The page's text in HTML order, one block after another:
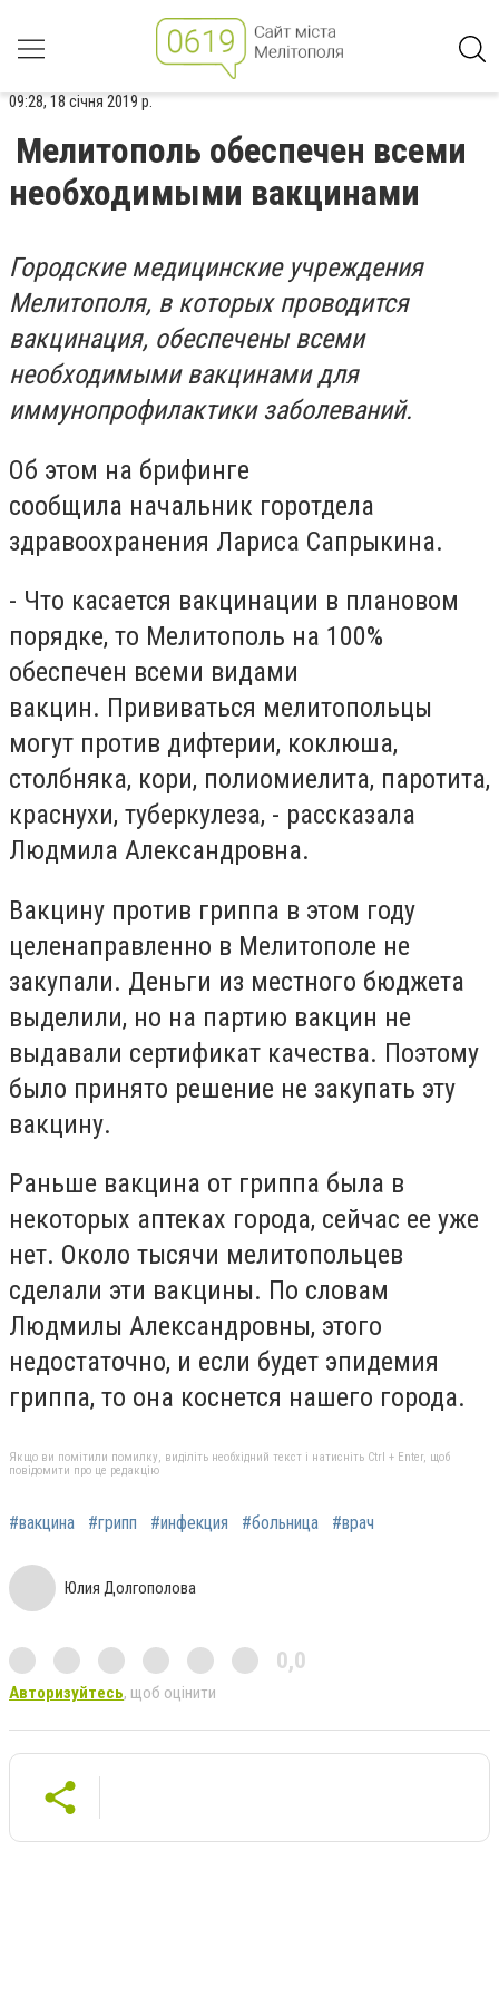
09:28, 18 січня 2019 р.
Мелитополь обеспечен всеми
необходимыми вакцинами
Городские медицинские учреждения
Мелитополя, в которых проводится
вакцинация, обеспечены всеми
необходимыми вакцинами для
иммунопрофилактики заболеваний.
Об этом на брифинге
сообщила начальник горотдела
здравоохранения Лариса Сапрыкина.
- Что касается вакцинации в плановом
порядке, то Мелитополь на 100%
обеспечен всеми видами
вакцин. Прививаться мелитопольцы
могут против дифтерии, коклюша,
столбняка, кори, полиомиелита, паротита,
краснухи, туберкулеза, - рассказала
Людмила Александровна.
Вакцину против гриппа в этом году
целенаправленно в Мелитополе не
закупали. Деньги из местного бюджета
выделили, но на партию вакцин не
выдавали сертификат качества. Поэтому
было принято решение не закупать эту
вакцину.
Раньше вакцина от гриппа была в
некоторых аптеках города, сейчас ее уже
нет. Около тысячи мелитопольцев
сделали эти вакцины. По словам
Людмилы Александровны, этого
недостаточно, и если будет эпидемия
гриппа, то она коснется нашего города.
Якщо ви помітили помилку, виділіть необхідний текст і натисніть Ctrl + Enter, щоб
повідомити про це редакцію
#вакцина #грипп #инфекция #больница #врач
Юлия Долгополова
0,0
Авторизуйтесь, щоб оцінити